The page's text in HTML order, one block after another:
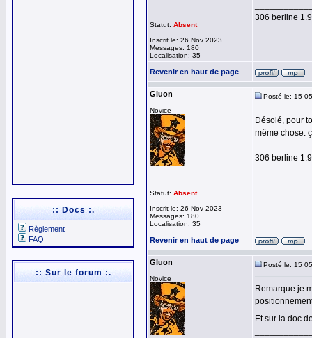
:: Docs :.
Règlement
FAQ
:: Sur le forum :.
Statut: Absent
Inscrit le: 26 Nov 2023
Messages: 180
Localisation: 35
306 berline
Revenir en haut de page
Gluon
Novice
Statut: Absent
Inscrit le: 26 Nov 2023
Messages: 180
Localisation: 35
Posté le: 15
Désolé, pour
même chose:
306 berline
Revenir en haut de page
Gluon
Novice
Posté le: 15
Remarque je
Et sur la doc